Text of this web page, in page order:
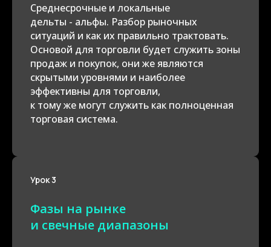
Среднесрочные и локальные
дельты - альфы. Разбор рыночных
ситуаций и как их правильно трактовать.
Основой для торговли будет служить зоны
продаж и покупок, они же являются
скрытыми уровнями и наиболее
эффективны для торговли,
к тому же могут служить как полноценная
торговая система.
Урок 3
Фазы на рынке
и свечные диапазоны